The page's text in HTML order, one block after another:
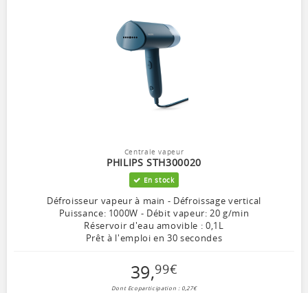
Centrale vapeur
PHILIPS STH300020
En stock
Défroisseur vapeur à main - Défroissage vertical
Puissance: 1000W - Débit vapeur: 20 g/min
Réservoir d'eau amovible : 0,1L
Prêt à l'emploi en 30 secondes
39,99€
Dont Ecoparticipation : 0,27€